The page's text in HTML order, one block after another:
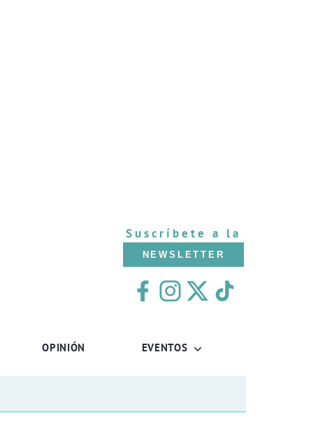
Suscríbete a la
NEWSLETTER
OPINIÓN EVENTOS